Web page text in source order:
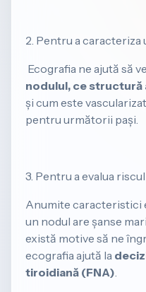
2. Pentru a
Ecografia ne ajută să
nodulul, ce structură
și cum este
pentru următorii pași.
3. Pentru a evalua
​Anumite caracteristici
un nodul are șanse
există motive să ne
ecografia ajută la
tiroidiană (FNA).